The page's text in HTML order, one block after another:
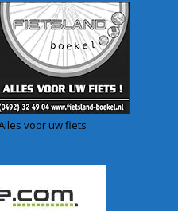
voor uw fiets